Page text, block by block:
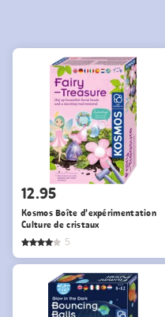
12.95
Kosmos Boîte d’expérimentation
Culture de cristaux
5